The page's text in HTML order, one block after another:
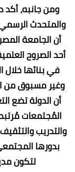
ومن جانبه، أكد
والمتحدث الرسمي
أن الجامعة
أحد الصروح
في بنائها خلال
وغير مسبوق من
أن الدولة تضع
المُجتمعات
والتدريب
بدورها
لتكون